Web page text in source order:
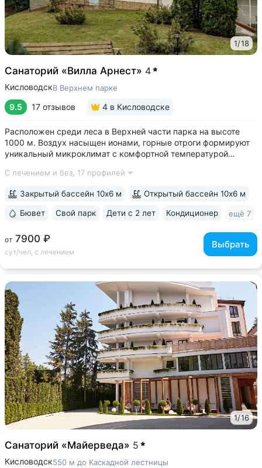
1/18
Санаторий «Вилла Арнест» 4
КисловодскВ Верхнем парке
9.5 17 отзывов 4 в Кисловодске
Расположен среди леса в Верхней части парка на высоте
1000 м. Воздух насыщен ионами, горные отроги формируют
уникальный микроклимат с комфортной температурой
№ 2Б Кисловодского парка • Один из лучших вариантов для
С лечением и без, 17 профилей
от 7900 ₽
сут/чел, с лечением
Выбрать
Закрытый бассейн 10х6 м Открытый бассейн 10х6 м
Бювет Свой парк Дети с 2 лет Кондиционер ещё 7
1/16
Санаторий «Майерведа» 5
Кисловодск550 м до Каскадной лестницы